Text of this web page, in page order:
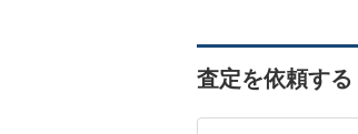
査定を依頼する